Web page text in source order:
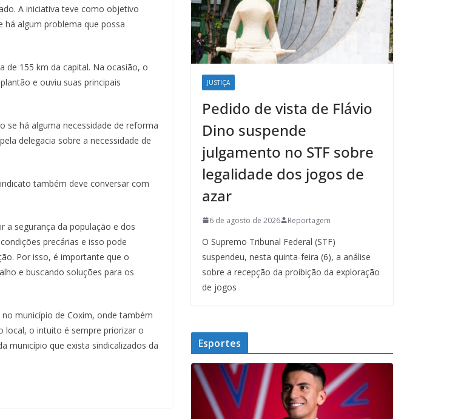
A iniciativa teve como objetivo
há algum problema que possa
de 155 km da capital. Na ocasião, o
e ouviu suas principais
se há alguma necessidade de reforma
delegacia sobre a necessidade de
também deve conversar com
a segurança da população e dos
precárias e isso pode
Por isso, é importante que o
e buscando soluções para os
município de Coxim, onde também
local, o intuito é sempre priorizar o
município que exista sindicalizados da
JUSTIÇA
Pedido de vista de Flávio
Dino suspende
julgamento no STF sobre
legalidade dos jogos de
azar
6 de agosto de 2026 Reportagem
O Supremo Tribunal Federal (STF)
suspendeu, nesta quinta-feira (6), a análise
sobre a recepção da proibição da exploração
de jogos
Esportes